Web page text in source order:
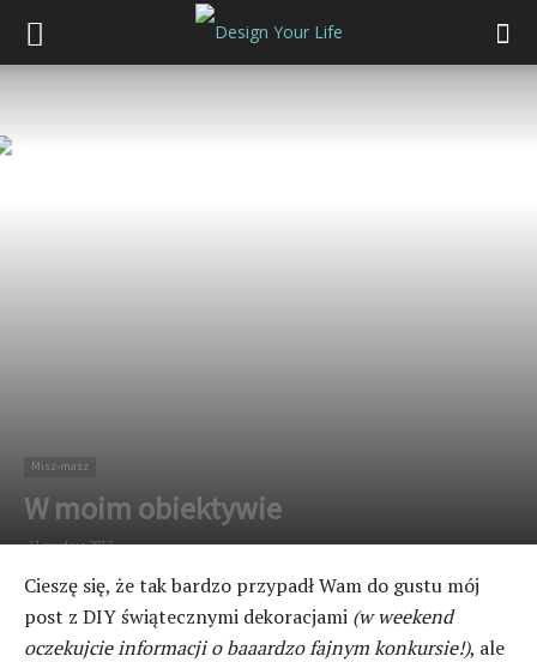
Misz-masz
W moim obiektywie
11 grudnia 2013
Cieszę się, że tak bardzo przypadł Wam do gustu mój
post z DIY świątecznymi dekoracjami (w weekend
oczekujcie informacji o baaardzo fajnym konkursie!), ale